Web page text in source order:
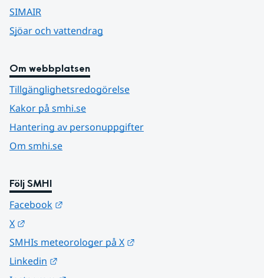
SIMAIR
Sjöar och vattendrag
Om webbplatsen
Tillgänglighetsredogörelse
Kakor på smhi.se
Hantering av personuppgifter
Om smhi.se
Följ SMHI
Facebook
X
SMHIs meteorologer på X
Linkedin